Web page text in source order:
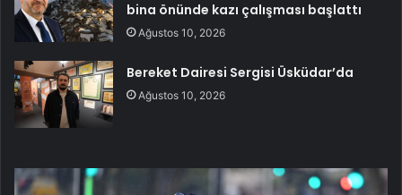
bina önünde kazı çalışması başlattı
Ağustos 10, 2026
Bereket Dairesi Sergisi Üsküdar’da
Ağustos 10, 2026